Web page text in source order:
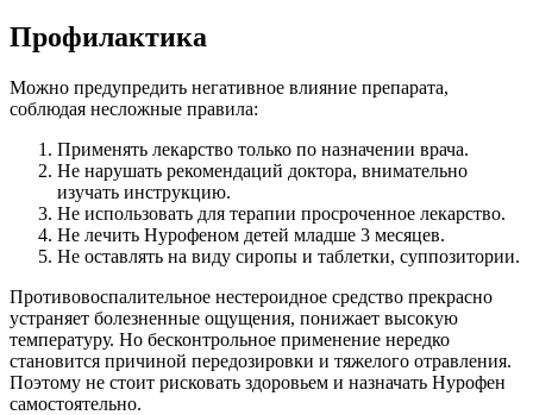
Профилактика
Можно предупредить негативное влияние препарата,
соблюдая несложные правила:
Применять лекарство только по назначении врача.
Не нарушать рекомендаций доктора, внимательно
изучать инструкцию.
Не использовать для терапии просроченное лекарство.
Не лечить Нурофеном детей младше 3 месяцев.
Не оставлять на виду сиропы и таблетки, суппозитории.
Противовоспалительное нестероидное средство прекрасно
устраняет болезненные ощущения, понижает высокую
температуру. Но бесконтрольное применение нередко
становится причиной передозировки и тяжелого отравления.
Поэтому не стоит рисковать здоровьем и назначать Нурофен
самостоятельно.